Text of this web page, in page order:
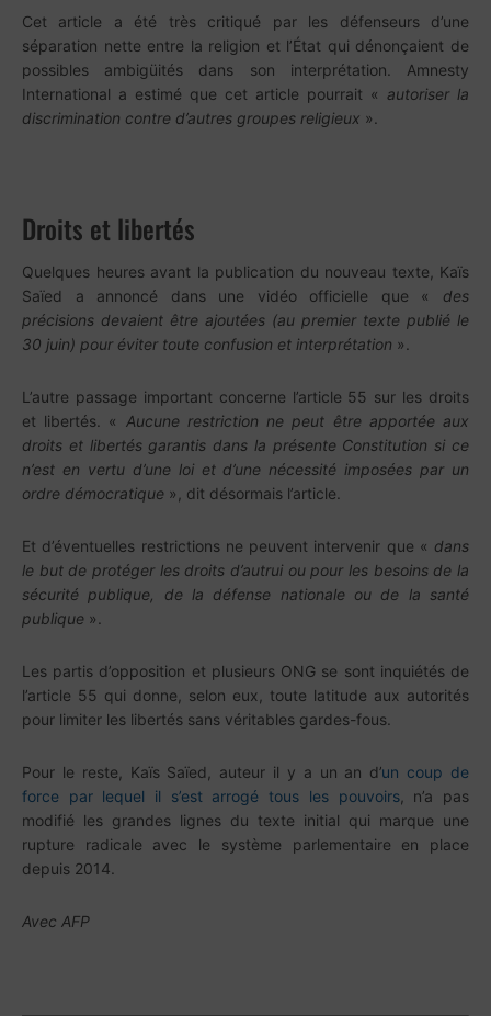
Cet article a été très critiqué par les défenseurs d’une
séparation nette entre la religion et l’État qui dénonçaient de
possibles ambigüités dans son interprétation. Amnesty
International a estimé que cet article pourrait « autoriser la
discrimination contre d’autres groupes religieux ».
Droits et libertés
Quelques heures avant la publication du nouveau texte, Kaïs
Saïed a annoncé dans une vidéo officielle que « des
précisions devaient être ajoutées (au premier texte publié le
30 juin) pour éviter toute confusion et interprétation ».
L’autre passage important concerne l’article 55 sur les droits
et libertés. « Aucune restriction ne peut être apportée aux
droits et libertés garantis dans la présente Constitution si ce
n’est en vertu d’une loi et d’une nécessité imposées par un
ordre démocratique », dit désormais l’article.
Et d’éventuelles restrictions ne peuvent intervenir que « dans
le but de protéger les droits d’autrui ou pour les besoins de la
sécurité publique, de la défense nationale ou de la santé
publique ».
Les partis d’opposition et plusieurs ONG se sont inquiétés de
l’article 55 qui donne, selon eux, toute latitude aux autorités
pour limiter les libertés sans véritables gardes-fous.
Pour le reste, Kaïs Saïed, auteur il y a un an d’un coup de
force par lequel il s’est arrogé tous les pouvoirs, n’a pas
modifié les grandes lignes du texte initial qui marque une
rupture radicale avec le système parlementaire en place
depuis 2014.
Avec AFP